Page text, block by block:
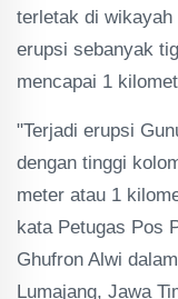
terletak di wikayah
erupsi sebanyak
mencapai 1
"Terjadi erupsi
dengan tinggi
meter atau 1
kata Petugas Pos
Ghufron Alwi
Lumajang, Jawa